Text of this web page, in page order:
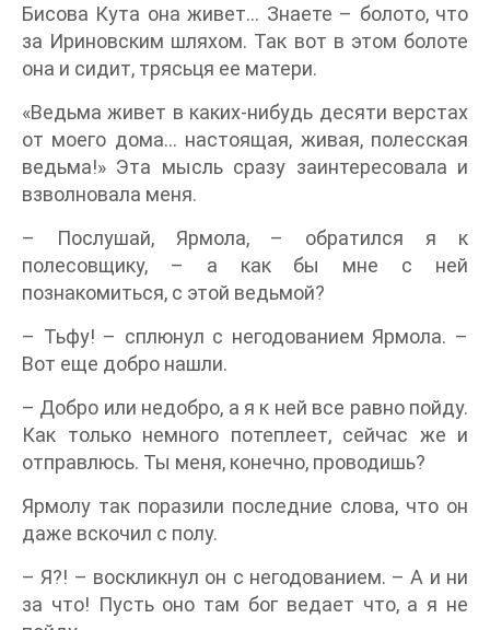
Бисова Кута она живет… Знаете – болото, что
за Ириновским шляхом. Так вот в этом болоте
она и сидит, трясьця ее матери.
«Ведьма живет в каких-нибудь десяти верстах
от моего дома… настоящая, живая, полесская
ведьма!» Эта мысль сразу заинтересовала и
взволновала меня.
– Послушай, Ярмола, – обратился я к
полесовщику, – а как бы мне с ней
познакомиться, с этой ведьмой?
– Тьфу! – сплюнул с негодованием Ярмола. –
Вот еще добро нашли.
– Добро или недобро, а я к ней все равно пойду.
Как только немного потеплеет, сейчас же и
отправлюсь. Ты меня, конечно, проводишь?
Ярмолу так поразили последние слова, что он
даже вскочил с полу.
– Я?! – воскликнул он с негодованием. – А и ни
за что! Пусть оно там бог ведает что, а я не